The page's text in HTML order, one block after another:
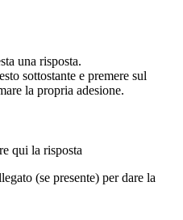
una risposta.
sottostante e premere sul
la propria adesione.
qui la risposta
(se presente) per dare la